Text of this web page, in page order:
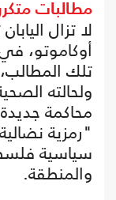
مطالبات
لا تزال
أوكاموتو،
تلك
ولحالته
محاكمة
"رمزية
سياسية
والمنطقة.